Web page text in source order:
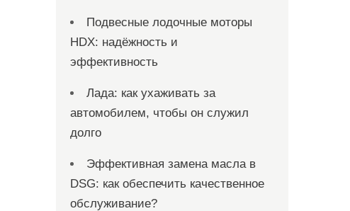
Подвесные лодочные моторы
HDX: надёжность и
эффективность
Лада: как ухаживать за
автомобилем, чтобы он служил
долго
Эффективная замена масла в
DSG: как обеспечить качественное
обслуживание?